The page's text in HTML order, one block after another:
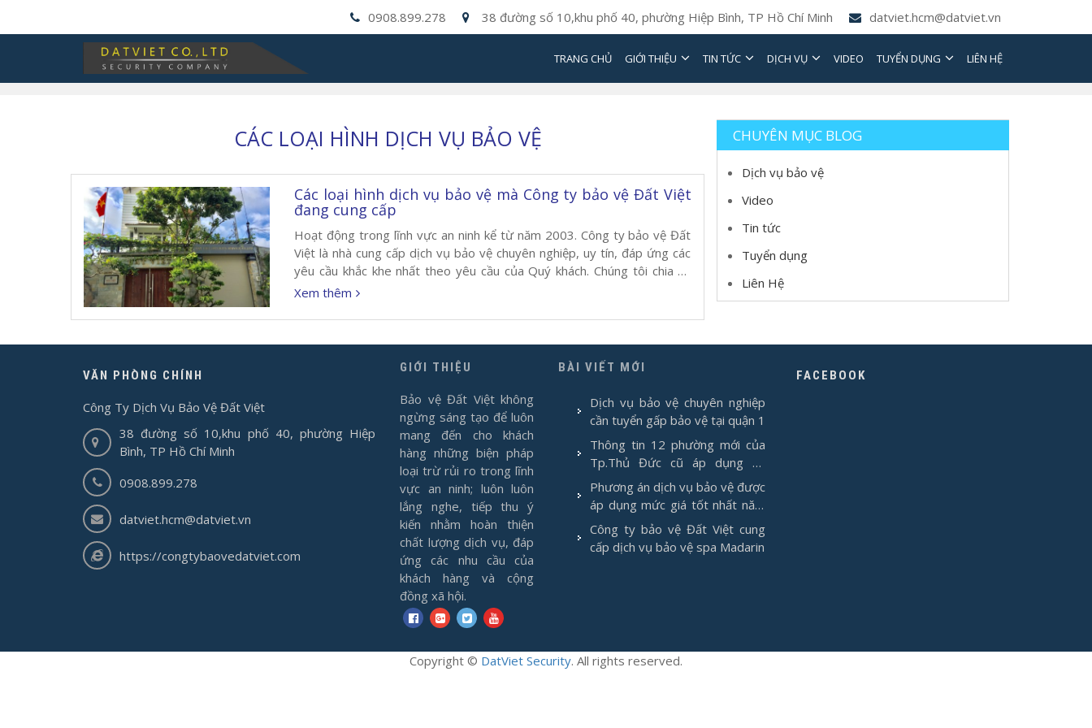
0908.899.278 38 đường số 10,khu phố 40, phường Hiệp Bình, TP Hồ Chí Minh datviet.hcm@datviet.vn
TRANG CHỦ GIỚI THIỆU TIN TỨC DỊCH VỤ VIDEO TUYỂN DỤNG LIÊN HỆ
CÁC LOẠI HÌNH DỊCH VỤ BẢO VỆ
Các loại hình dịch vụ bảo vệ mà Công ty bảo vệ Đất Việt
đang cung cấp
Hoạt động trong lĩnh vực an ninh kể từ năm 2003. Công ty bảo vệ Đất
Việt là nhà cung cấp dịch vụ bảo vệ chuyên nghiệp, uy tín, đáp ứng các
yêu cầu khắc khe nhất theo yêu cầu của Quý khách. Chúng tôi chia sẽ
cùng Quý khách hàng các loại hình dịch […]
Xem thêm
CHUYÊN MỤC BLOG
Dịch vụ bảo vệ
Video
Tin tức
Tuyển dụng
Liên Hệ
VĂN PHÒNG CHÍNH
Công Ty Dịch Vụ Bảo Vệ Đất Việt
38 đường số 10,khu phố 40, phường Hiệp
Bình, TP Hồ Chí Minh
0908.899.278
datviet.hcm@datviet.vn
https://congtybaovedatviet.com
GIỚI THIỆU
Bảo vệ Đất Việt không
ngừng sáng tạo để luôn
mang đến cho khách
hàng những biện pháp
loại trừ rủi ro trong lĩnh
vực an ninh; luôn luôn
lắng nghe, tiếp thu ý
kiến nhằm hoàn thiện
chất lượng dịch vụ, đáp
ứng các nhu cầu của
khách hàng và cộng
đồng xã hội.
BÀI VIẾT MỚI
Dịch vụ bảo vệ chuyên nghiệp
cần tuyển gấp bảo vệ tại quận 1
Thông tin 12 phường mới của
Tp.Thủ Đức cũ áp dụng từ
1/7/2025
Phương án dịch vụ bảo vệ được
áp dụng mức giá tốt nhất năm
2026
Công ty bảo vệ Đất Việt cung
cấp dịch vụ bảo vệ spa Madarin
FACEBOOK
Copyright © DatViet Security. All rights reserved.